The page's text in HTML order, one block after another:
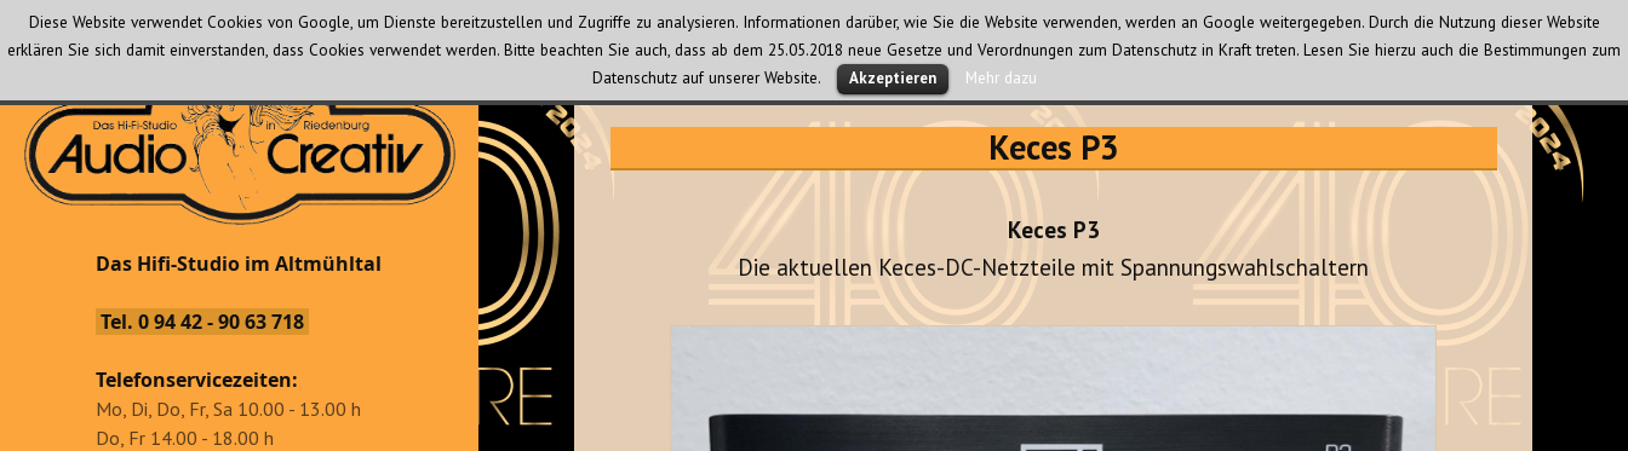
Das Hifi-Studio im Altmühltal
Das Hifi-Studio im Altmühltal
Tel. 0 94 42 - 90 63 718
Telefonservicezeiten:
Mo, Di, Do, Fr, Sa 10.00 - 13.00 h
Do, Fr 14.00 - 18.00 h
Keces P3
Keces P3
Die aktuellen Keces-DC-Netzteile mit Spannungswahlschaltern
Diese Website verwendet Cookies von Google, um Dienste bereitzustellen und Zugriffe zu analysieren. Informationen darüber, wie Sie die Website verwenden, werden an Google weitergegeben. Durch die Nutzung dieser Website
erklären Sie sich damit einverstanden, dass Cookies verwendet werden. Bitte beachten Sie auch, dass ab dem 25.05.2018 neue Gesetze und Verordnungen zum Datenschutz in Kraft treten. Lesen Sie hierzu auch die Bestimmungen zum
Datenschutz auf unserer Website.
Akzeptieren Mehr dazu